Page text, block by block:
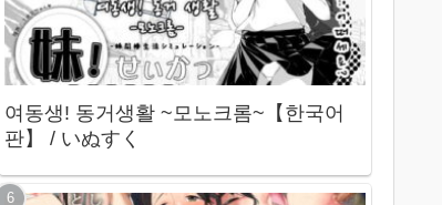
여동생! 동거생활 ~모노크롬~【한국어
판】 / いぬすく